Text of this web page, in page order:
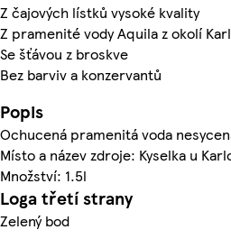
Z čajových lístků vysoké kvality
Z pramenité vody Aquila z okolí
Se šťávou z broskve
Bez barviv a konzervantů
Popis
Ochucená pramenitá voda
Místo a název zdroje: Kyselka u
Množství: 1.5l
Loga třetí strany
Zelený bod